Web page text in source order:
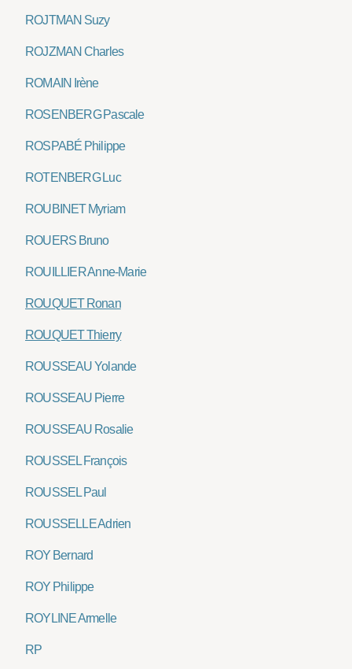
ROJTMAN Suzy
ROJZMAN Charles
ROMAIN Irène
ROSENBERG Pascale
ROSPABÉ Philippe
ROTENBERG Luc
ROUBINET Myriam
ROUERS Bruno
ROUILLIER Anne-Marie
ROUQUET Ronan
ROUQUET Thierry
ROUSSEAU Yolande
ROUSSEAU Pierre
ROUSSEAU Rosalie
ROUSSEL François
ROUSSEL Paul
ROUSSELLE Adrien
ROY Bernard
ROY Philippe
ROYLINE Armelle
RP